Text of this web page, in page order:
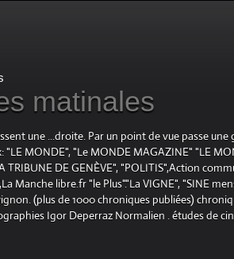
matinales
une ...droite. Par un point de vue passe
"LE MONDE", "Le MONDE MAGAZINE" "LE
TRIBUNE DE GENÈVE", "POLITIS",Action
Manche libre.fr "le Plus"."La VIGNE", "SINE
(plus de 1000 chroniques publiées)
Igor Deperraz Normalien . études de